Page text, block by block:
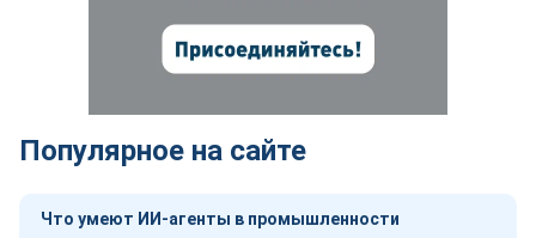
Популярное на сайте
Что умеют ИИ-агенты в промышленности